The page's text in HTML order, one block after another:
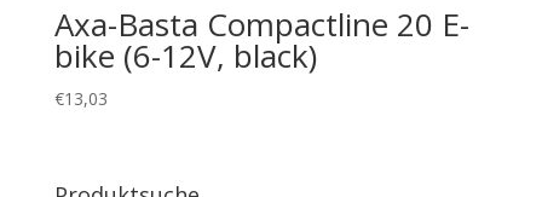
Axa-Basta Compactline 20 E-
bike (6-12V, black)
€13,03